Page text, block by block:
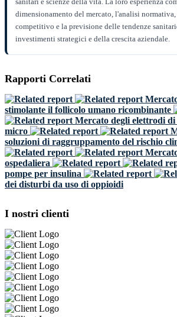
dimensionamento del mercato, l'analisi
competitivo e la previsione delle tendenze
investimenti strategici e della crescita aziendale.
Rapporti Correlati
stimolante il follicolo umano ricombinante
Mercato degli elettrodi
micro
soluzioni di raggruppamento del rischio
ospedaliera
pompe per insulina
dei disturbi da uso di oppioidi
I nostri clienti